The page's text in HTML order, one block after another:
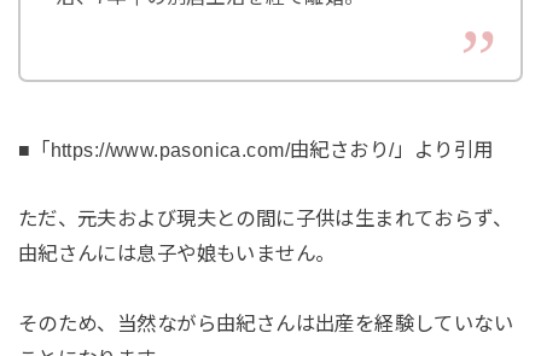
■「https://www.pasonica.com/由紀さおり/」より引用
ただ、元夫および現夫との間に子供は生まれておらず、
由紀さんには息子や娘もいません。
そのため、当然ながら由紀さんは出産を経験していない